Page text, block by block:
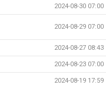
2024-08-30 07:00
2024-08-29 07:00
2024-08-27 08:43
2024-08-23 07:00
2024-08-19 17:59